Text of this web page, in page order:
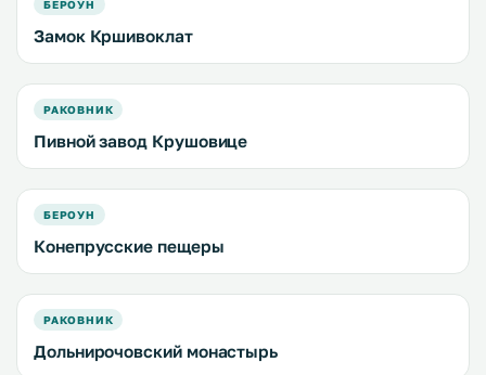
БЕРОУН
Замок Кршивоклат
РАКОВНИК
Пивной завод Крушовице
БЕРОУН
Конепрусские пещеры
РАКОВНИК
Дольнирочовский монастырь